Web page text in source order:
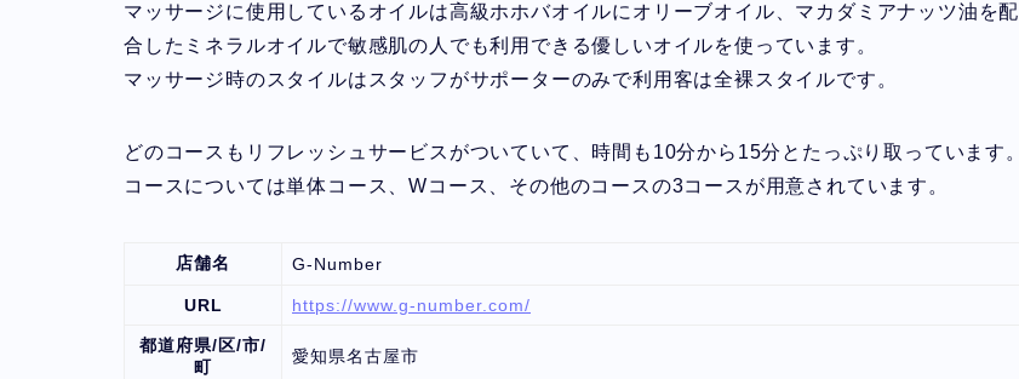
マッサージに使用しているオイルは高級ホホバオイルにオリーブオイル、マカダミアナッツ油を配
合したミネラルオイルで敏感肌の人でも利用できる優しいオイルを使っています。
マッサージ時のスタイルはスタッフがサポーターのみで利用客は全裸スタイルです。
どのコースもリフレッシュサービスがついていて、時間も10分から15分とたっぷり取っています。
コースについては単体コース、Wコース、その他のコースの3コースが用意されています。
店舗名 G-Number
URL https://www.g-number.com/
都道府県/区/市/
町
愛知県名古屋市